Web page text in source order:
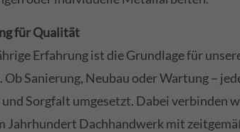
für Qualität
Erfahrung ist die Grundlage für
Sanierung, Neubau oder Wartung –
Sorgfalt umgesetzt. Dabei verbinden
Jahrhundert Dachhandwerk mit